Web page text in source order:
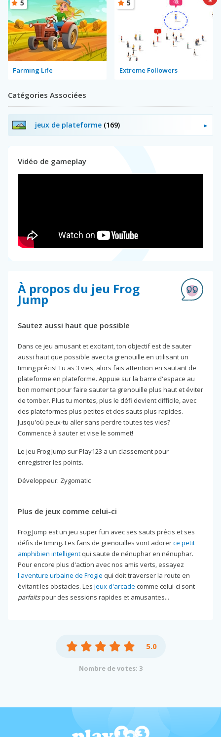
Farming Life
5
Extreme Followers
5
Catégories Associées
jeux de plateforme (169)
Vidéo de gameplay
À propos du jeu Frog
Jump
Sautez aussi haut que possible
Dans ce jeu amusant et excitant, ton objectif est de sauter
aussi haut que possible avec ta grenouille en utilisant un
timing précis! Tu as 3 vies, alors fais attention en sautant de
plateforme en plateforme. Appuie sur la barre d'espace au
bon moment pour faire sauter ta grenouille plus haut et éviter
de tomber. Plus tu montes, plus le défi devient difficile, avec
des plateformes plus petites et des sauts plus rapides.
Jusqu'où peux-tu aller sans perdre toutes tes vies?
Commence à sauter et vise le sommet!
Le jeu Frog Jump sur Play123 a un classement pour
enregistrer les points.
Développeur: Zygomatic
Plus de jeux comme celui-ci
Frog Jump est un jeu super fun avec ses sauts précis et ses
défis de timing. Les fans de grenouilles vont adorerce petit
amphibien intelligent qui saute de nénuphar en nénuphar.
Pour encore plus d'action avec nos amis verts, essayez
l'aventure urbaine de Frogie qui doit traverser la route en
évitant les obstacles. Les jeux d'arcade comme celui-ci sont
parfaitspour des sessions rapides et amusantes...
5.0
Nombre de votes: 3